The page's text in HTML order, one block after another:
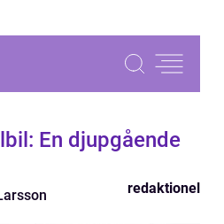
En djupgående
redaktionel